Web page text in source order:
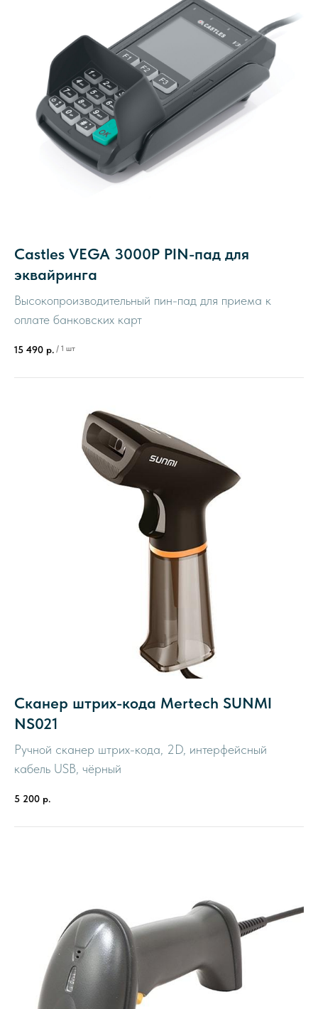
Castles VEGA 3000P PIN-пад для
эквайринга
Высокопроизводительный пин-пад для приема к
оплате банковских карт
15 490 р. / 1 шт
Сканер штрих-кода Mertech SUNMI
NS021
Ручной сканер штрих-кода, 2D, интерфейсный
кабель USB, чёрный
5 200 р.